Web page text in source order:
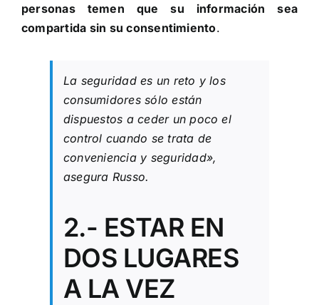
personas temen que su información sea
compartida sin su consentimiento.
La seguridad es un reto y los
consumidores sólo están
dispuestos a ceder un poco el
control cuando se trata de
conveniencia y seguridad»,
asegura Russo.
2.- ESTAR EN
DOS LUGARES
A LA VEZ